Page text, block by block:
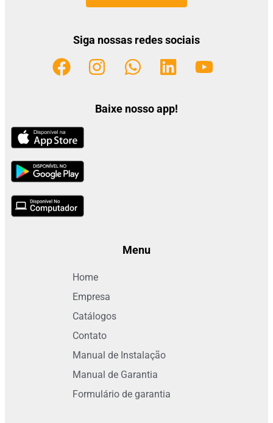
Siga nossas redes sociais
Baixe nosso app!
Menu
Home
Empresa
Catálogos
Contato
Manual de Instalação
Manual de Garantia
Formulário de garantia